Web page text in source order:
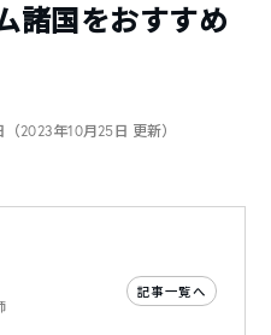
諸国をおすすめ
2023年10月25日 更新）
記事一覧へ